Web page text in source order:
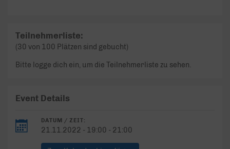
Teilnehmerliste:
(30 von 100 Plätzen sind gebucht)
Bitte logge dich ein, um die Teilnehmerliste zu sehen.
Event Details
DATUM / ZEIT:
21.11.2022 - 19:00 - 21:00